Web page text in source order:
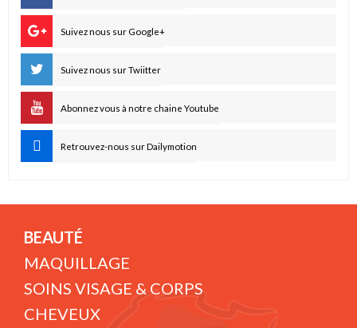
Suivez nous sur Google+
Suivez nous sur Twiitter
Abonnez vous à notre chaine Youtube
Retrouvez-nous sur Dailymotion
BEAUTÉ
MAQUILLAGE
SOINS VISAGE & CORPS
CHEVEUX